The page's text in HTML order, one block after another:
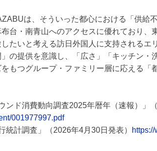
は、そういった都心における「供給
台・南青山へのアクセスに優れており、
たいと考える訪日外国人に支持されるエ
の提供を意識し、「広さ」「キッチン・
もつグループ・ファミリー層に応える「
ド消費動向調査2025年暦年（速報）」
001977997.pdf
計調査」（2026年4月30日発表）